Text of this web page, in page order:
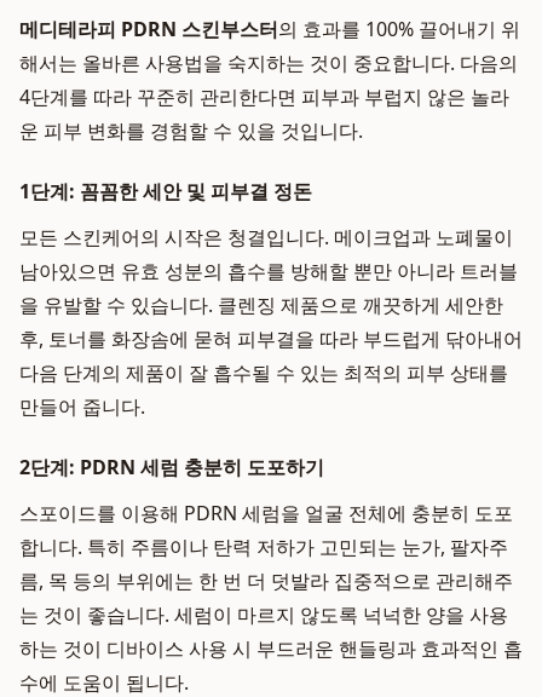
메디테라피 PDRN 스킨부스터의 효과를 100% 끌어내기 위
해서는 올바른 사용법을 숙지하는 것이 중요합니다. 다음의
4단계를 따라 꾸준히 관리한다면 피부과 부럽지 않은 놀라
운 피부 변화를 경험할 수 있을 것입니다.
1단계: 꼼꼼한 세안 및 피부결 정돈
모든 스킨케어의 시작은 청결입니다. 메이크업과 노폐물이
남아있으면 유효 성분의 흡수를 방해할 뿐만 아니라 트러블
을 유발할 수 있습니다. 클렌징 제품으로 깨끗하게 세안한
후, 토너를 화장솜에 묻혀 피부결을 따라 부드럽게 닦아내어
다음 단계의 제품이 잘 흡수될 수 있는 최적의 피부 상태를
만들어 줍니다.
2단계: PDRN 세럼 충분히 도포하기
스포이드를 이용해 PDRN 세럼을 얼굴 전체에 충분히 도포
합니다. 특히 주름이나 탄력 저하가 고민되는 눈가, 팔자주
름, 목 등의 부위에는 한 번 더 덧발라 집중적으로 관리해주
는 것이 좋습니다. 세럼이 마르지 않도록 넉넉한 양을 사용
하는 것이 디바이스 사용 시 부드러운 핸들링과 효과적인 흡
수에 도움이 됩니다.